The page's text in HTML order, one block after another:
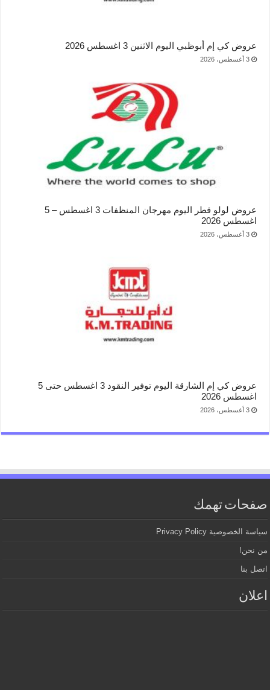
عروض كي إم أبوظبي اليوم الاثنين 3 اغسطس 2026
3 أغسطس، 2026
عروض لولو قطر اليوم مهرجان المنظفات 3 اغسطس – 5
اغسطس 2026
3 أغسطس، 2026
عروض كي إم الشارقة اليوم توفير النقود 3 اغسطس حتى 5
اغسطس 2026
3 أغسطس، 2026
صفحات تهمك
سياسة الخصوصية Privacy Policy
من نحن!
اتصل بنا
اعلان